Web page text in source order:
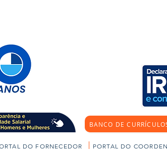
BANCO DE
DO FORNECEDOR PORTAL DO